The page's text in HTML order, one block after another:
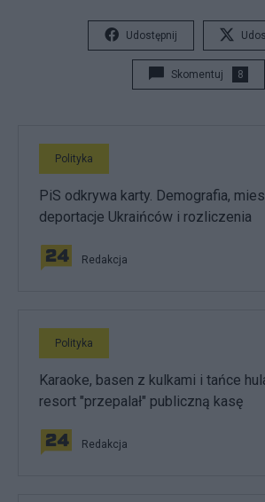
Udostępnij
Skomentuj 8
Polityka
PiS odkrywa karty. Demografia,
deportacje Ukraińców i rozliczenia
Redakcja
Polityka
Karaoke, basen z kulkami i tańce
resort "przepalał" publiczną kasę
Redakcja